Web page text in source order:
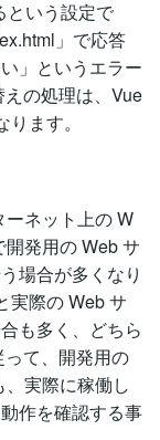
という設定で
」で応答
」というエラー
の処理は、Vue
ます。
ネット上の W
発用の Web サ
場合が多くなり
実際の Web サ
も多く、どちら
て、開発用の
実際に稼働し
作を確認する事